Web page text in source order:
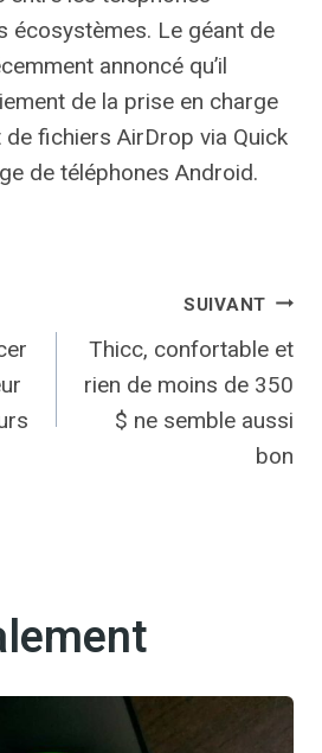
écosystèmes. Le géant de
annoncé qu’il
de la prise en charge
fichiers AirDrop via Quick
de téléphones Android.
SUIVANT
Thicc, confortable et
rien de moins de 350
$ ne semble aussi
bon